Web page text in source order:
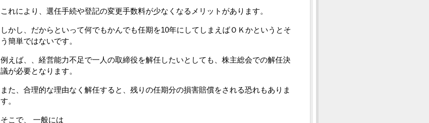
これにより、選任手続や登記の変更手数料が少なくなるメリットがあります。
しかし、だからといって何でもかんでも任期を10年にしてしまえばＯＫかというとそ
う簡単ではないです。
例えば、、経営能力不足で一人の取締役を解任したいとしても、株主総会での解任決
議が必要となります。
また、合理的な理由なく解任すると、残りの任期分の損害賠償をされる恐れもありま
す。
そこで、 一般には